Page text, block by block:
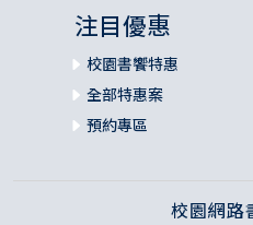
注目優惠
校園書饗特惠
全部特惠案
預約專區
校園網路